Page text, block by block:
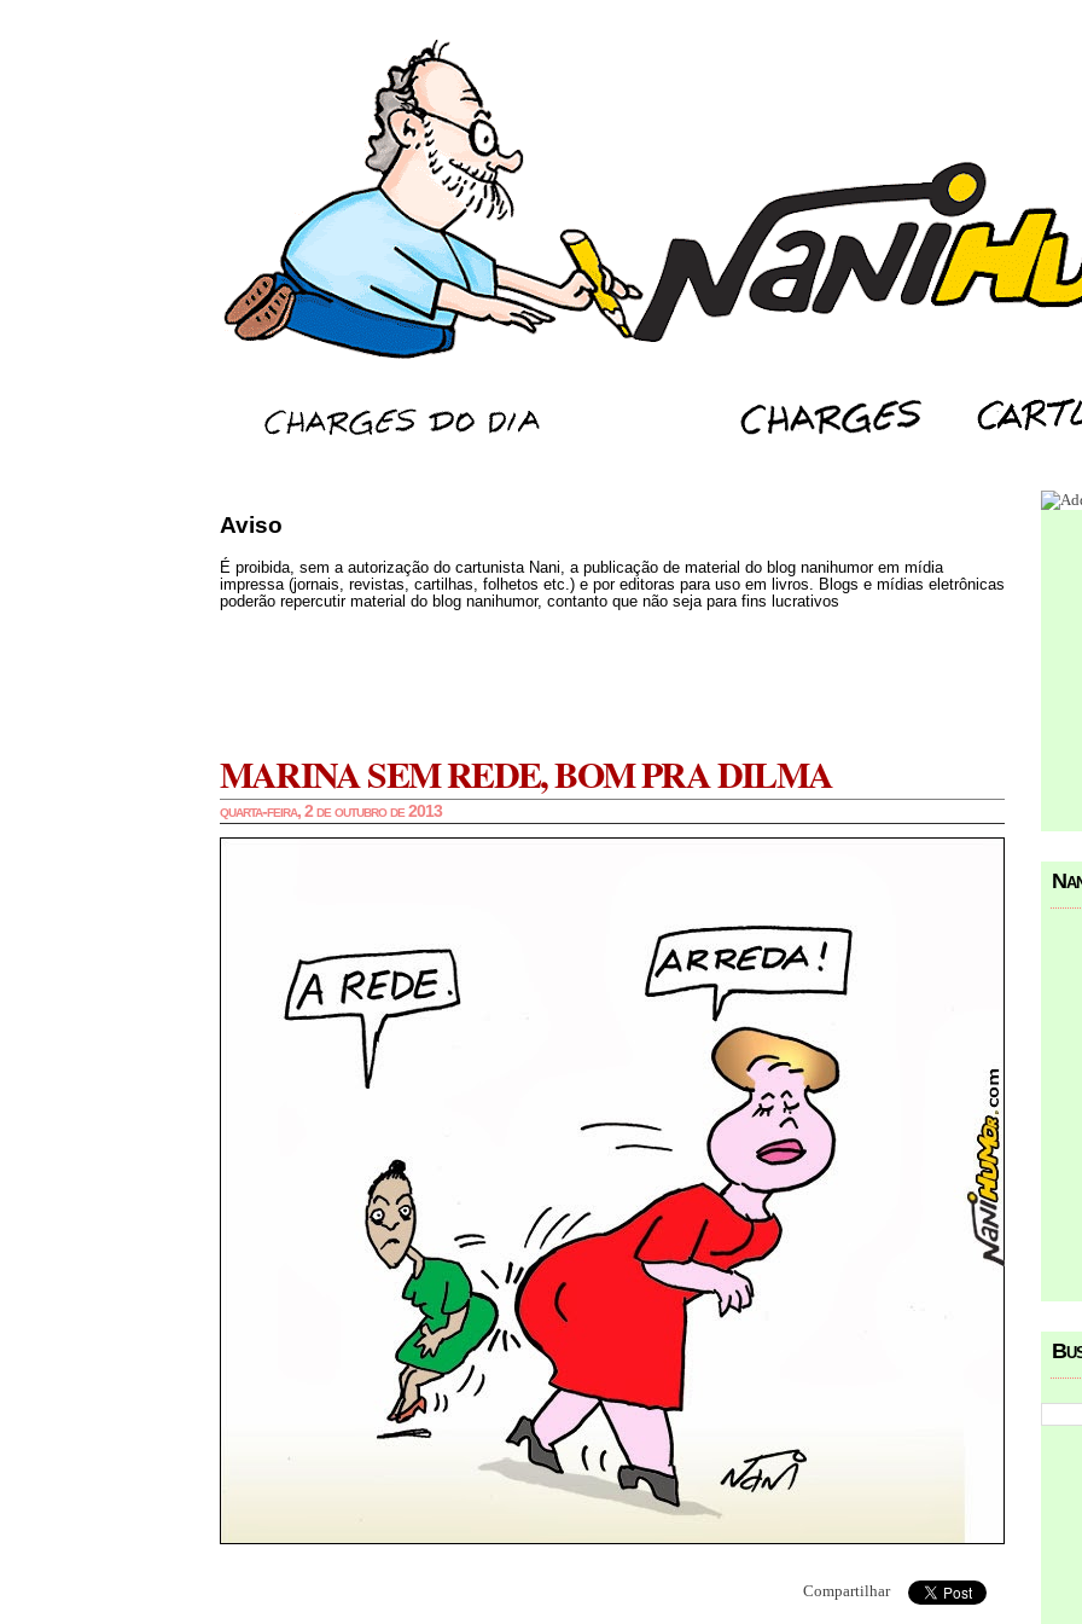
Aviso
É proibida, sem a autorização do cartunista Nani, a publicação de material do blog nanihumor em mídia
impressa (jornais, revistas, cartilhas, folhetos etc.) e por editoras para uso em livros. Blogs e mídias eletrônicas
poderão repercutir material do blog nanihumor, contanto que não seja para fins lucrativos
MARINA SEM REDE, BOM PRA DILMA
quarta-feira, 2 de outubro de 2013
Compartilhar